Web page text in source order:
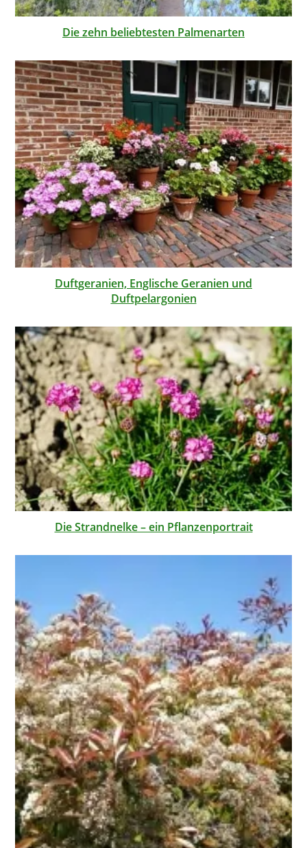
Die zehn beliebtesten Palmenarten
Duftgeranien, Englische Geranien und
Duftpelargonien
Die Strandnelke – ein Pflanzenportrait